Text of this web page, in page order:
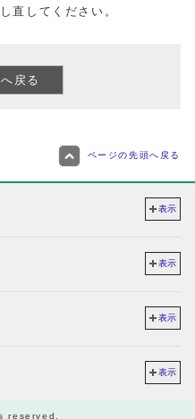
直してください。
ページの先頭へ戻る
表示
表示
表示
表示
reserved.